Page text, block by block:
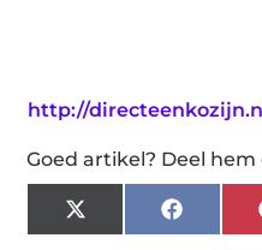
http://
Goed artikel? Deel hem
X
(Twitter)